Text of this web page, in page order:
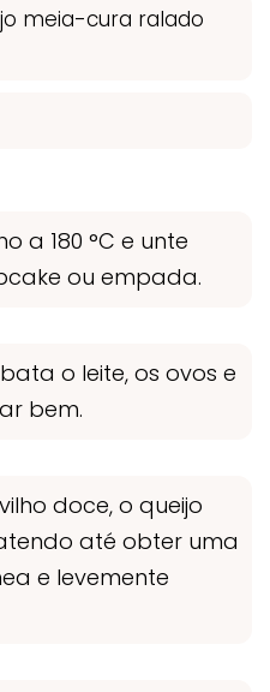
meia-cura ralado
a 180 °C e unte
ou empada.
o leite, os ovos e
bem.
doce, o queijo
até obter uma
e levemente